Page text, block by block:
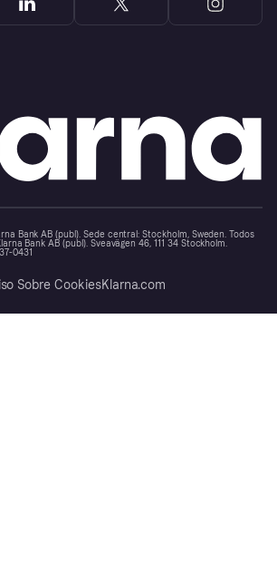
Bank AB (publ). Sede central: Stockholm, Sweden. Todos
Bank AB (publ). Sveavägen 46, 111 34 Stockholm.
0431
Sobre CookiesKlarna.com